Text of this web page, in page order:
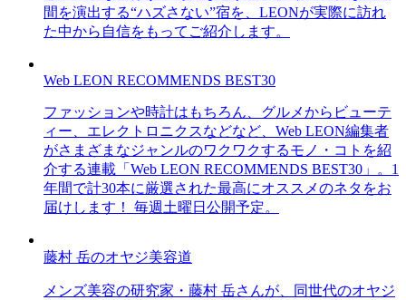
間を演出する“ハズさない”宿を、LEONが実際に訪れ
た中から自信をもってご紹介します。
Web LEON RECOMMENDS BEST30
ファッションや時計はもちろん、グルメからビューテ
ィー、エレクトロニクスなどなど、Web LEON編集者
がさまざまなジャンルのワクワクするモノ・コトを紹
介する連載「Web LEON RECOMMENDS BEST30」。1
年間で計30本に厳選された最高にオススメのネタをお
届けします！ 毎週土曜日公開予定。
藤村 岳のオヤジ美容道
メンズ美容の研究家・藤村 岳さんが、同世代のオヤジ